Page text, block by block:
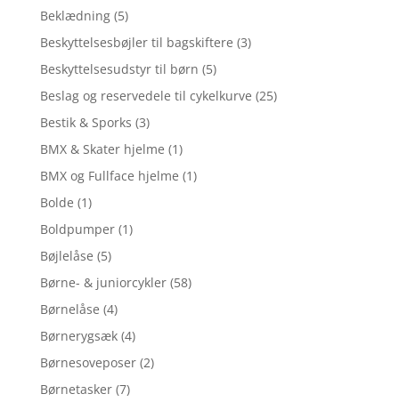
Beklædning (5)
Beskyttelsesbøjler til bagskiftere (3)
Beskyttelsesudstyr til børn (5)
Beslag og reservedele til cykelkurve (25)
Bestik & Sporks (3)
BMX & Skater hjelme (1)
BMX og Fullface hjelme (1)
Bolde (1)
Boldpumper (1)
Bøjlelåse (5)
Børne- & juniorcykler (58)
Børnelåse (4)
Børnerygsæk (4)
Børnesoveposer (2)
Børnetasker (7)